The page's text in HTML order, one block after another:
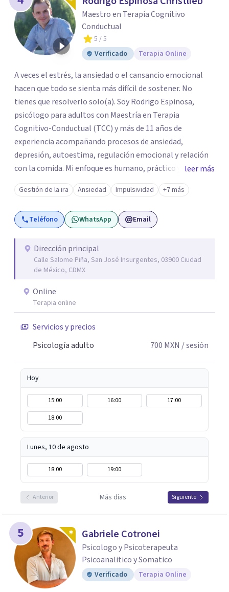
Maestro en Terapia Cognitivo
Conductual
5 / 5
Verificado
Terapia Online
A veces el estrés, la ansiedad o el cansancio emocional
hacen que todo se sienta más difícil de sostener. No
tienes que resolverlo solo(a). Soy Rodrigo Espinosa,
psicólogo para adultos con Maestría en Terapia
Cognitivo-Conductual (TCC) y más de 11 años de
experiencia acompañando procesos de ansiedad,
depresión, autoestima, regulación emocional y relación
con la comida. Mi enfoque es humano, práctico y sin
tecnicismos: ayudarte a entender qué te pasa y encontrar
herramientas reales que puedas aplicar desde las
primeras sesiones. Brindo terapia psicológica presencial
en Ciudad de México y online para adultos en todo México,
ritmo. A veces, recuperar el equilibrio no significa tener
todas las respuestas, sino encontrar un espacio seguro
para comprender lo que sentimos y volver a nosotros
mismos. Si buscas apoyo profesional para ansiedad,
bienestar emocional o dificultades personales, será un
gusto acompañarte en este proceso.
leer más
Gestión de la ira Ansiedad Impulsividad +7 más
Teléfono WhatsApp Email
Dirección principal
Calle Salome Piña, San José Insurgentes, 03900 Ciudad
de México, CDMX
Online
Terapia online
Servicios y precios
Psicología adulto
700 MXN / sesión
Hoy
15:00 16:00
17:00
18:00
Lunes, 10 de agosto
18:00 19:00
Anterior Más días Siguiente
5 Gabriele Cotronei
Psicologo y Psicoterapeuta
Psicoanalitico y Somatico
Verificado Terapia Online